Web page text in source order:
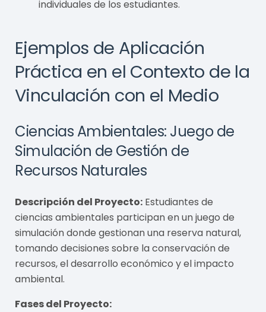
individuales de los estudiantes.
Ejemplos de Aplicación
Práctica en el Contexto de la
Vinculación con el Medio
Ciencias Ambientales: Juego de
Simulación de Gestión de
Recursos Naturales
Descripción del Proyecto: Estudiantes de
ciencias ambientales participan en un juego de
simulación donde gestionan una reserva natural,
tomando decisiones sobre la conservación de
recursos, el desarrollo económico y el impacto
ambiental.
Fases del Proyecto: